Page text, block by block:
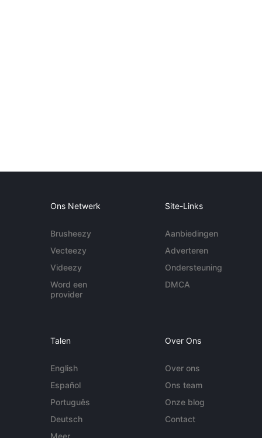
Ons Netwerk
Brusheezy
Vecteezy
Videezy
Word een
provider
Site-Links
Aanbiedingen
Adverteren
Ondersteuning
DMCA
Talen
English
Español
Português
Deutsch
Meer...
Over Ons
Over ons
Ons team
Onze blog
Contact